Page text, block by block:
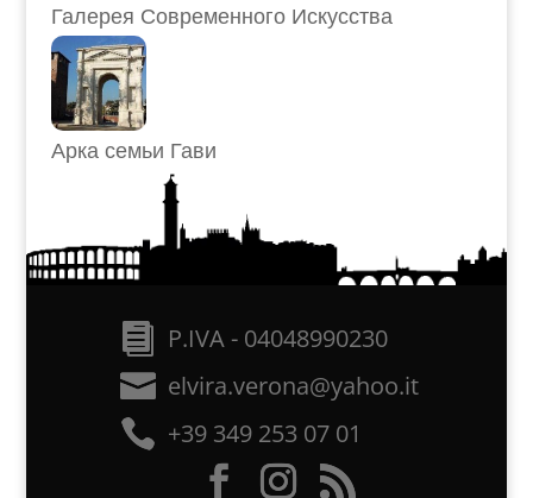
Галерея Современного Искусства
Арка семьи Гави
P.IVA - 04048990230
elvira.verona@yahoo.it
+39 349 253 07 01